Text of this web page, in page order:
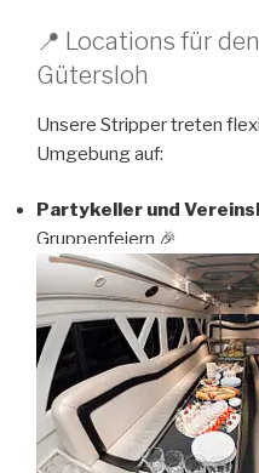
📍 Locations für
Gütersloh
Unsere Stripper treten
Umgebung auf:
Partykeller und
Gruppenfeiern 🎉